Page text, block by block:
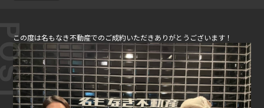
この度は名もなき不動産でのご成約いただきありがとうございます！